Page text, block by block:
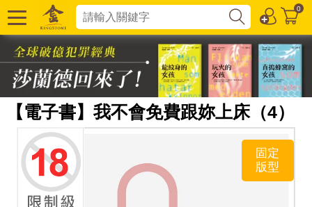
0
【電子書】我不會免費跟妳上床（4）
固定
版型